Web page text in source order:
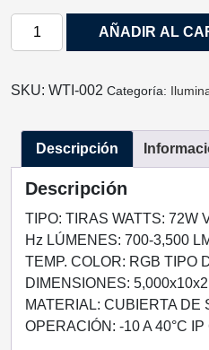
TIRA
5050
72W
EXTERIOR
RGB
cantidad
AÑADIR AL
SKU: WTI‐002 Categoría:
Descripción
Descripción
TIPO: TIRAS WATTS: 72W
Hz LÚMENES: 700-3,500
TEMP. COLOR: RGB TIPO
DIMENSIONES:
MATERIAL: CUBIERTA DE
OPERACIÓN: -10 A 40°C IP